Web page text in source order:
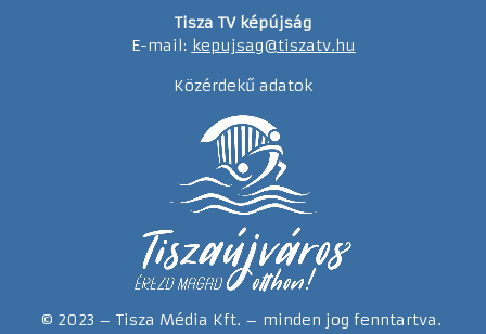
Tisza TV képújság
E-mail: kepujsag@tiszatv.hu
Közérdekű adatok
© 2023 – Tisza Média Kft. – minden jog fenntartva.